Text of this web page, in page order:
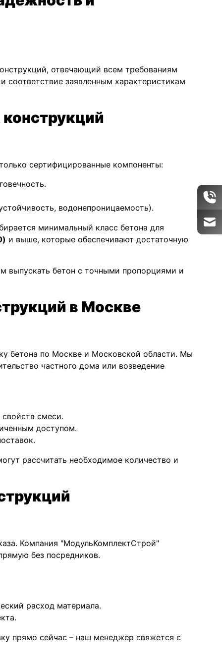
отвечающий всем требованиям
соответствие заявленным характеристикам
сертифицированные компоненты:
водонепроницаемость).
минимальный класс бетона для
и выше, которые обеспечивают достаточную
выпускать бетон с точными пропорциями и
в Москве
бетона по Москве и Московской области. Мы
частного дома или возведение
смеси.
доступом.
рассчитать необходимое количество и
Компания "МодульКомплектСтрой"
без посредников.
расход материала.
прямо сейчас – наш менеджер свяжется с